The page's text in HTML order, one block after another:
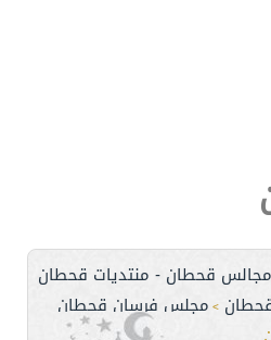
قحطان - منتديات قحطان
> مجلس فرسان قحطان